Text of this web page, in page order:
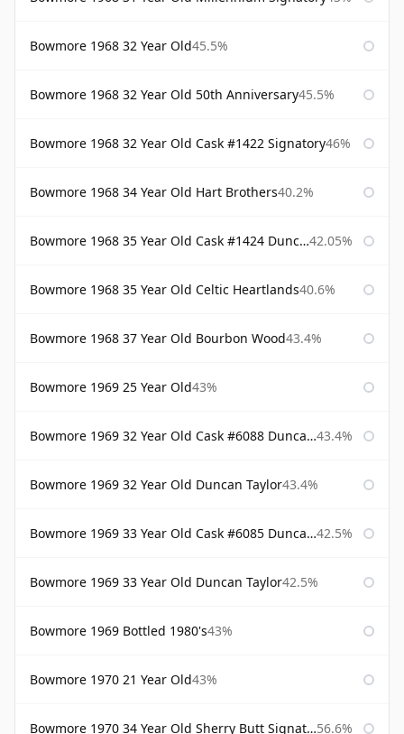
Bowmore 1968 32 Year Old45.5%
Bowmore 1968 32 Year Old 50th Anniversary45.5%
Bowmore 1968 32 Year Old Cask #1422 Signatory46%
Bowmore 1968 34 Year Old Hart Brothers40.2%
Bowmore 1968 35 Year Old Cask #1424 Duncan Taylor 42.05%
Bowmore 1968 35 Year Old Celtic Heartlands40.6%
Bowmore 1968 37 Year Old Bourbon Wood43.4%
Bowmore 1969 25 Year Old43%
Bowmore 1969 32 Year Old Cask #6088 Duncan Taylor 43.4%
Bowmore 1969 32 Year Old Duncan Taylor43.4%
Bowmore 1969 33 Year Old Cask #6085 Duncan Taylor 42.5%
Bowmore 1969 33 Year Old Duncan Taylor42.5%
Bowmore 1969 Bottled 1980's43%
Bowmore 1970 21 Year Old43%
Bowmore 1970 34 Year Old Sherry Butt Signatory 56.6%